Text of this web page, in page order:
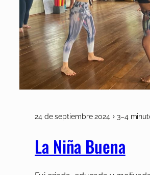
24 de septiembre 2024 3–4
La Niña Buena